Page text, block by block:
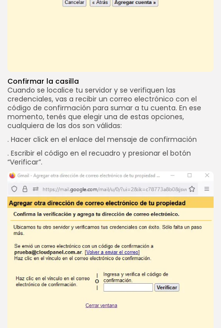
Confirmar la casilla
Cuando se localice tu servidor y se verifiquen las
credenciales, vas a recibir un correo electrónico con el
código de confirmación para sumar a tu cuenta. En ese
momento, tenés que elegir una de estas opciones,
cualquiera de las dos son válidas:
. Hacer click en el enlace del mensaje de confirmación
. Escribir el código en el recuadro y presionar el botón
“Verificar”.